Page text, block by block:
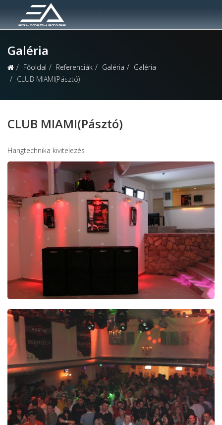
Galéria
Főoldal Referenciák Galéria
Galéria
CLUB MIAMI(Pásztó)
CLUB MIAMI(Pásztó)
Hangtechnika kivitelezés